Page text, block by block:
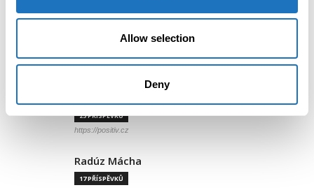
Allow selection
Deny
Vendy Burešová
25 PŘÍSPĚVKŮ
https://positiv.cz
Radúz Mácha
17 PŘÍSPĚVKŮ